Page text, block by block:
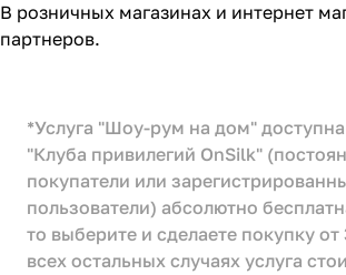
В розничных магазинах и интернет
партнеров.
*Услуга "Шоу-рум на дом"
"Клуба привилегий OnSilk"
покупатели или
пользователи) абсолютно
то выберите и сделаете покупку
всех остальных случаях услуга